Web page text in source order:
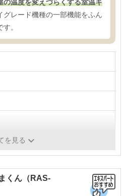
の温度を変えづらくする室温キ
グレード機種の一部機能をふん
。
、暖房：470W
を見る
くん（RAS-